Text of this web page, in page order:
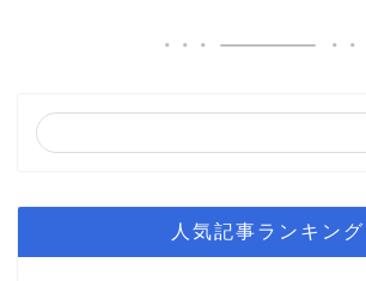
人気記事ランキング